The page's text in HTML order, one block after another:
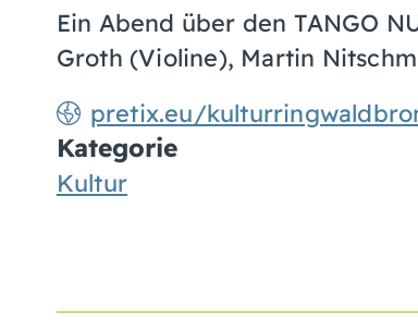
pretix.eu/
Ein Abend über den TANGO
Groth (Violine), Martin
Kategorie
Kultur